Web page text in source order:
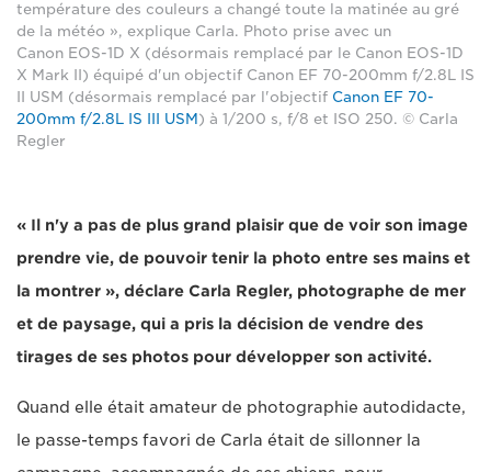
température des couleurs a changé toute la matinée au gré
de la météo », explique Carla. Photo prise avec un
Canon EOS-1D X (désormais remplacé par le Canon EOS-1D
X Mark II) équipé d'un objectif Canon EF 70-200mm f/2.8L IS
II USM (désormais remplacé par l'objectif Canon EF 70-
200mm f/2.8L IS III USM ) à 1/200 s, f/8 et ISO 250. © Carla
Regler
« Il n'y a pas de plus grand plaisir que de voir son image
prendre vie, de pouvoir tenir la photo entre ses mains et
la montrer », déclare Carla Regler, photographe de mer
et de paysage, qui a pris la décision de vendre des
tirages de ses photos pour développer son activité.
Quand elle était amateur de photographie autodidacte,
le passe-temps favori de Carla était de sillonner la